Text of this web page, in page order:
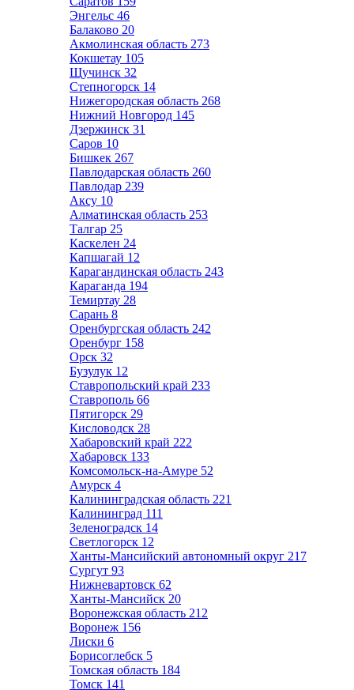
Энгельс 46
Балаково 20
Акмолинская область 273
Кокшетау 105
Щучинск 32
Степногорск 14
Нижегородская область 268
Нижний Новгород 145
Дзержинск 31
Саров 10
Бишкек 267
Павлодарская область 260
Павлодар 239
Аксу 10
Алматинская область 253
Талгар 25
Каскелен 24
Капшагай 12
Карагандинская область 243
Караганда 194
Темиртау 28
Сарань 8
Оренбургская область 242
Оренбург 158
Орск 32
Бузулук 12
Ставропольский край 233
Ставрополь 66
Пятигорск 29
Кисловодск 28
Хабаровский край 222
Хабаровск 133
Комсомольск-на-Амуре 52
Амурск 4
Калининградская область 221
Калининград 111
Зеленоградск 14
Светлогорск 12
Ханты-Мансийский автономный округ 217
Сургут 93
Нижневартовск 62
Ханты-Мансийск 20
Воронежская область 212
Воронеж 156
Лиски 6
Борисоглебск 5
Томская область 184
Томск 141